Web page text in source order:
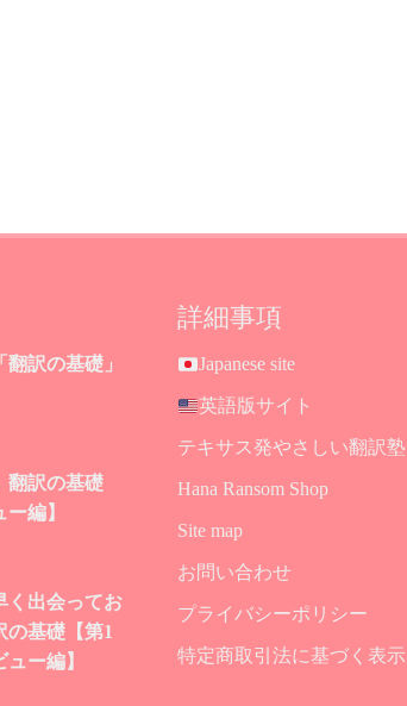
訳の基礎」
翻訳の基礎
編】
く出会ってお
の基礎【第1
ー編】
詳細事項
Japanese site
英語版サイト
テキサス発やさしい翻訳塾
Hana Ransom Shop
Site map
お問い合わせ
プライバシーポリシー
特定商取引法に基づく表示